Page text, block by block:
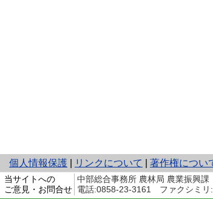
個人情報保護
と
り
ネ
ッ
リンクについて 著作権につい
当サイトへの
ご意見・お問合せ
中部総合事務所 農林局 農業振興
電話:0858-23-3161 ファクシミ